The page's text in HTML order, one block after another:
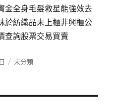
金全身毛髮救星能強效去
於紡織品未上櫃非興櫃公
查詢股票交易買賣
分
未分類